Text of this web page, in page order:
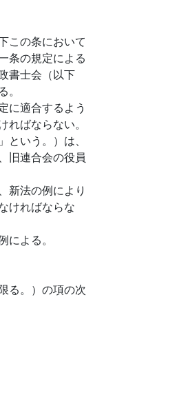
この条において
条の規定による
書士会（以下
に適合するよう
ばならない。
いう。）は、
旧連合会の役員
新法の例により
ければならな
よる。
る。）の項の次